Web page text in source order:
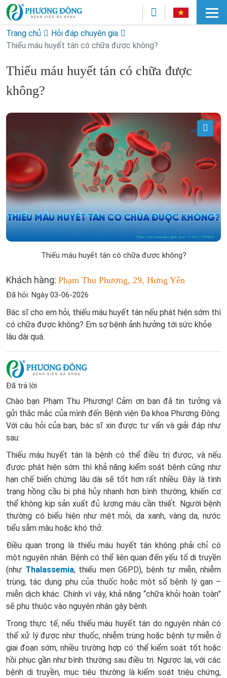
Trang chủ
Hỏi đáp chuyên gia
Thiếu máu huyết tán có chữa được không?
Thiếu máu huyết tán có chữa được
không?
Thiếu máu huyết tán có chữa được không?
Khách hàng: Phạm Thu Phương, 29, Hưng Yên
Đã hỏi: Ngày 03-06-2026
Bác sĩ cho em hỏi, thiếu máu huyết tán nếu phát hiện sớm thì
có chữa được không? Em sợ bệnh ảnh hưởng tới sức khỏe
lâu dài quá.
Đã trả lời
Chào bạn Phạm Thu Phương! Cảm ơn bạn đã tin tưởng và
gửi thắc mắc của mình đến Bệnh viện Đa khoa Phương Đông.
Với câu hỏi của bạn, bác sĩ xin được tư vấn và giải đáp như
sau:
Thiếu máu huyết tán là bệnh có thể điều trị được, và nếu
được phát hiện sớm thì khả năng kiểm soát bệnh cũng như
hạn chế biến chứng lâu dài sẽ tốt hơn rất nhiều. Đây là tình
trạng hồng cầu bị phá hủy nhanh hơn bình thường, khiến cơ
thể không kịp sản xuất đủ lượng máu cần thiết. Người bệnh
thường có biểu hiện như mệt mỏi, da xanh, vàng da, nước
tiểu sẫm màu hoặc khó thở.
Điều quan trọng là thiếu máu huyết tán không phải chỉ có
một nguyên nhân. Bệnh có thể liên quan đến yếu tố di truyền
(như Thalassemia, thiếu men G6PD), bệnh tự miễn, nhiễm
trùng, tác dụng phụ của thuốc hoặc một số bệnh lý gan –
miễn dịch khác. Chính vì vậy, khả năng “chữa khỏi hoàn toàn”
sẽ phụ thuộc vào nguyên nhân gây bệnh.
Trong thực tế, nếu thiếu máu huyết tán do nguyên nhân có
thể xử lý được như thuốc, nhiễm trùng hoặc bệnh tự miễn ở
giai đoạn sớm, nhiều trường hợp có thể kiểm soát tốt hoặc
hồi phục gần như bình thường sau điều trị. Ngược lại, với các
bệnh di truyền, mục tiêu thường là kiểm soát triệu chứng,